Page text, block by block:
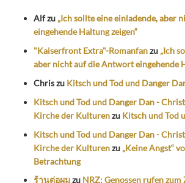
Alfzu „Ich sollte eine einladende, aber
eingehende Haltung zeigen“
"Kaiserfront Extra"-Romanfanzu „Ich
aber nicht auf die Antwort eingehende
Chriszu Kitsch und Tod und Danger
Kitsch und Tod und Danger Dan -
Kirche der Kulturenzu Kitsch und Tod
Kitsch und Tod und Danger Dan -
Kirche der Kulturenzu „Keine Angst“
Betrachtung
ร้านต่อผมzu NRZ: Genossen rufen